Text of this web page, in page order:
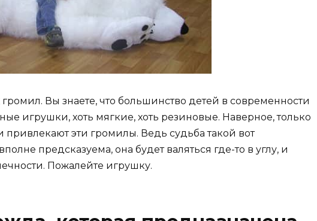
Вы знаете, что большинство детей в современности
игрушки, хоть мягкие, хоть резиновые. Наверное, только
привлекают эти громилы. Ведь судьба такой вот
предсказуема, она будет валяться где-то в углу, и
Пожалейте игрушку.